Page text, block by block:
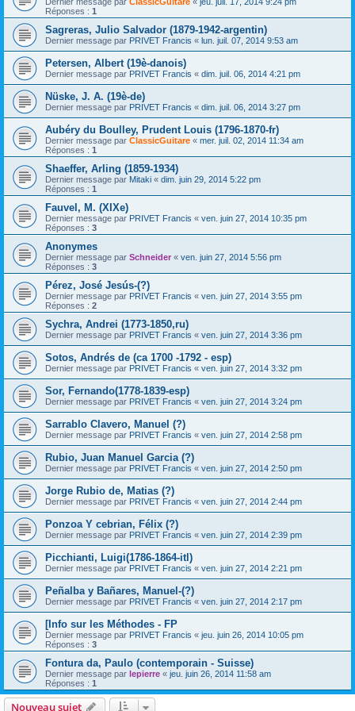
Réponses : 1
Sagreras, Julio Salvador (1879-1942-argentin)
Dernier message par PRIVET Francis « lun. juil. 07, 2014 9:53 am
Petersen, Albert (19è-danois)
Dernier message par PRIVET Francis « dim. juil. 06, 2014 4:21 pm
Nüske, J. A. (19è-de)
Dernier message par PRIVET Francis « dim. juil. 06, 2014 3:27 pm
Aubéry du Boulley, Prudent Louis (1796-1870-fr)
Dernier message par ClassicGuitare « mer. juil. 02, 2014 11:34 am
Réponses : 1
Shaeffer, Arling (1859-1934)
Dernier message par Mitaki « dim. juin 29, 2014 5:22 pm
Réponses : 1
Fauvel, M. (XIXe)
Dernier message par PRIVET Francis « ven. juin 27, 2014 10:35 pm
Réponses : 3
Anonymes
Dernier message par Schneider « ven. juin 27, 2014 5:56 pm
Réponses : 3
Pérez, José Jesús-(?)
Dernier message par PRIVET Francis « ven. juin 27, 2014 3:55 pm
Réponses : 2
Sychra, Andrei (1773-1850,ru)
Dernier message par PRIVET Francis « ven. juin 27, 2014 3:36 pm
Sotos, Andrés de (ca 1700 -1792 - esp)
Dernier message par PRIVET Francis « ven. juin 27, 2014 3:32 pm
Sor, Fernando(1778-1839-esp)
Dernier message par PRIVET Francis « ven. juin 27, 2014 3:24 pm
Sarrablo Clavero, Manuel (?)
Dernier message par PRIVET Francis « ven. juin 27, 2014 2:58 pm
Rubio, Juan Manuel Garcia (?)
Dernier message par PRIVET Francis « ven. juin 27, 2014 2:50 pm
Jorge Rubio de, Matias (?)
Dernier message par PRIVET Francis « ven. juin 27, 2014 2:44 pm
Ponzoa Y cebrian, Félix (?)
Dernier message par PRIVET Francis « ven. juin 27, 2014 2:39 pm
Picchianti, Luigi(1786-1864-itl)
Dernier message par PRIVET Francis « ven. juin 27, 2014 2:21 pm
Peñalba y Bañares, Manuel-(?)
Dernier message par PRIVET Francis « ven. juin 27, 2014 2:17 pm
[Info sur les Méthodes - FP
Dernier message par PRIVET Francis « jeu. juin 26, 2014 10:05 pm
Réponses : 3
Fontura da, Paulo (contemporain - Suisse)
Dernier message par lepierre « jeu. juin 26, 2014 11:58 am
Réponses : 1
Nouveau sujet